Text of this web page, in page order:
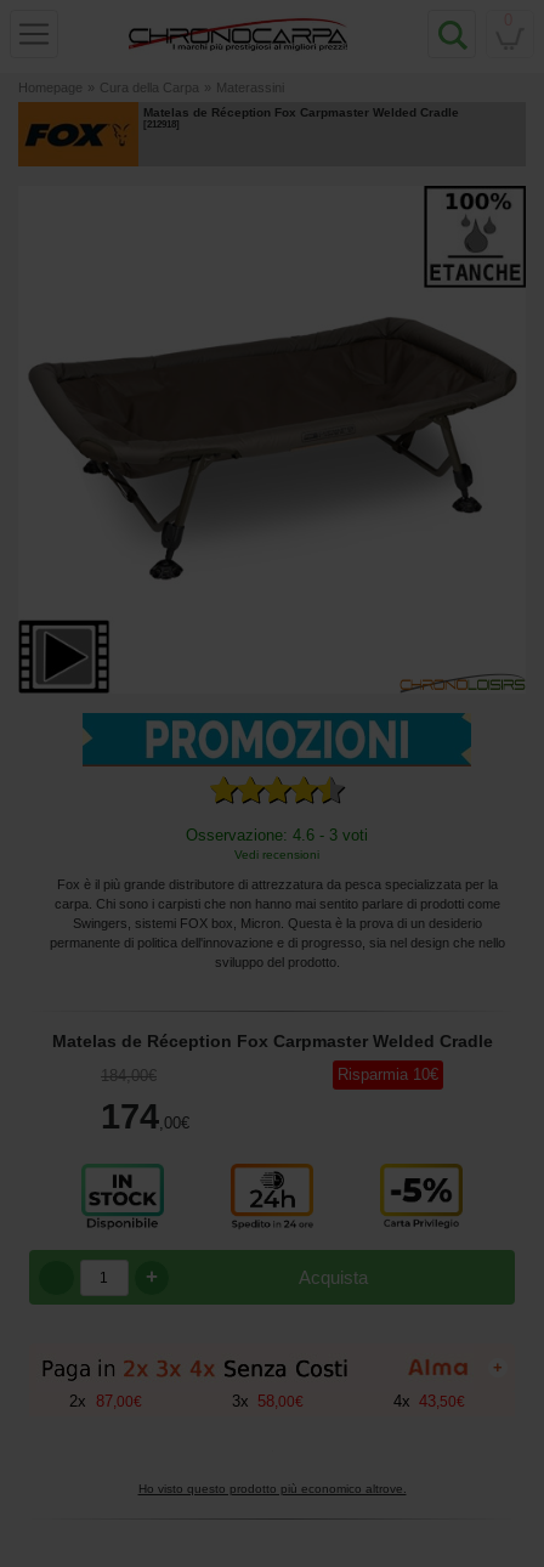
Homepage » Cura della Carpa » Materassini
Matelas de Réception Fox Carpmaster Welded Cradle
[212918]
Osservazione: 4.6 - 3 voti
Vedi recensioni
Fox è il più grande distributore di attrezzatura da pesca specializzata per la
carpa. Chi sono i carpisti che non hanno mai sentito parlare di prodotti come
Swingers, sistemi FOX box, Micron. Questa è la prova di un desiderio
permanente di politica dell'innovazione e di progresso, sia nel design che nello
sviluppo del prodotto.
Matelas de Réception Fox Carpmaster Welded Cradle
184,00€
174 ,00€
Risparmia 10€
Acquista
+
+
2x 87 00€ 3x 58, 00€ 4x 43 50€
Ho visto questo prodotto più economico altrove.